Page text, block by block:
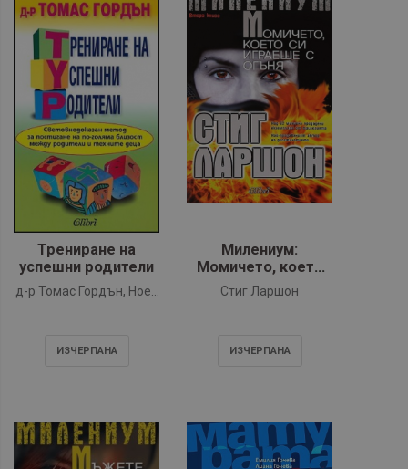
Трениране на
успешни родители
д-р Томас Гордън, Ноел
ИЗЧЕРПАНA
Милениум:
Момичето, което
си играеше с огъня
- книга 2
Стиг Ларшон
ИЗЧЕРПАНA